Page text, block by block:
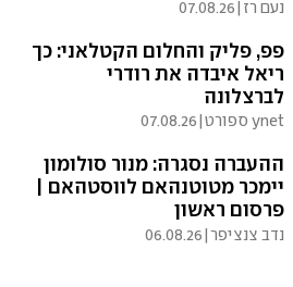
נעם רז 07.08.26
פפ, פליק והחלום הקטלאני: כך
ריאל איבדה את רודרי
לברצלונה
ynet ספורט |
07.08.26
ההעברה נסגרה: מנור סולומון
יימכר מטוטנהאם לווסטהאם |
פרסום ראשון
נדב צנציפר|
06.08.26